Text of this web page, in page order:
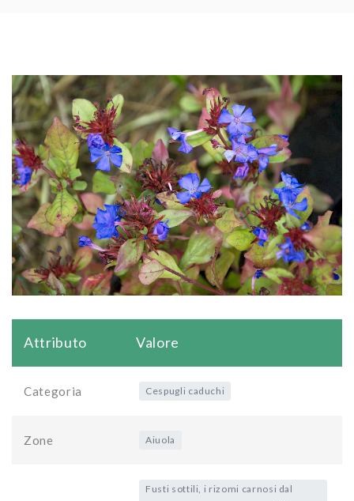
Attributo Valore
Categoria Cespugli caduchi
Zone Aiuola
Fusti sottili, i rizomi carnosi dal